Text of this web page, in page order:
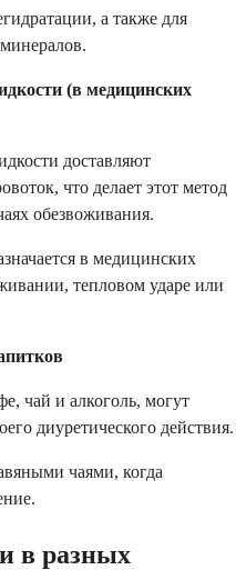
а также для
(в медицинских
доставляют
что делает этот метод
обезвоживания.
в медицинских
тепловом ударе или
чай и алкоголь, могут
диуретического действия.
чаями, когда
в разных